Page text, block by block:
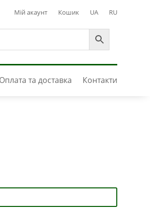
Мій акаунт Кошик UA RU
Оплата та доставка Контакти